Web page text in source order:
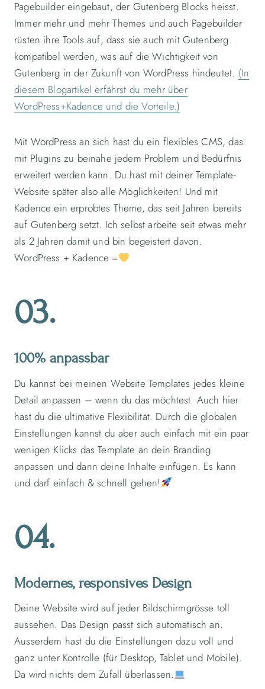
Pagebuilder eingebaut, der Gutenberg Blocks heisst.
Immer mehr und mehr Themes und auch Pagebuilder
rüsten ihre Tools auf, dass sie auch mit Gutenberg
kompatibel werden, was auf die Wichtigkeit von
Gutenberg in der Zukunft von WordPress hindeutet. (In
diesem Blogartikel erfährst du mehr über
WordPress+Kadence und die Vorteile.)
Mit WordPress an sich hast du ein flexibles CMS, das
mit Plugins zu beinahe jedem Problem und Bedürfnis
erweitert werden kann. Du hast mit deiner Template-
Website später also alle Möglichkeiten! Und mit
Kadence ein erprobtes Theme, das seit Jahren bereits
auf Gutenberg setzt. Ich selbst arbeite seit etwas mehr
als 2 Jahren damit und bin begeistert davon.
WordPress + Kadence =
03.
100% anpassbar
Du kannst bei meinen Website Templates jedes kleine
Detail anpassen – wenn du das möchtest. Auch hier
hast du die ultimative Flexibilität. Durch die globalen
Einstellungen kannst du aber auch einfach mit ein paar
wenigen Klicks das Template an dein Branding
anpassen und dann deine Inhalte einfügen. Es kann
und darf einfach & schnell gehen!
04.
Modernes, responsives Design
Deine Website wird auf jeder Bildschirmgrösse toll
aussehen. Das Design passt sich automatisch an.
Ausserdem hast du die Einstellungen dazu voll und
ganz unter Kontrolle (für Desktop, Tablet und Mobile).
Da wird nichts dem Zufall überlassen.